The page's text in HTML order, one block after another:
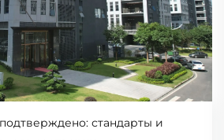
стандарты и